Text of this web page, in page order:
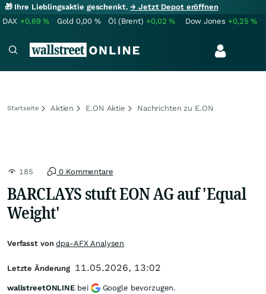
🎁 Ihre Lieblingsaktie geschenkt.→ Jetzt Depot eröffnen
DAX +0,69% Gold 0,00 % Öl (Brent) +0,02% Dow Jones +0,25%
Startseite Aktien E.ON Aktie Nachrichten zu E.ON
185 0 Kommentare
BARCLAYS stuft EON AG auf 'Equal
Weight'
Verfasst vondpa-AFX Analysen
Letzte Änderung 11.05.2026, 13:02
wallstreetONLINE bei Google bevorzugen.